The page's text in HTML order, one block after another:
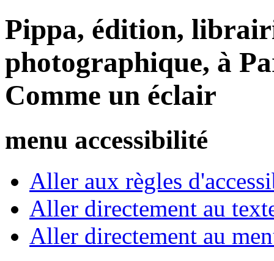
Pippa, édition,
photographique, à
Comme un éclair
menu accessibilité
Aller aux règles
Aller directement au
Aller directement au